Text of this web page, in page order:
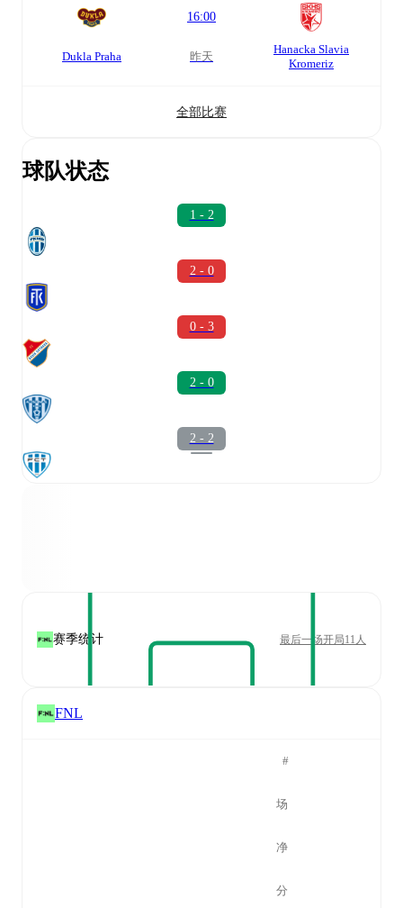
Dukla Praha
16:00
昨天
Hanacka Slavia
Kromeriz
全部比赛
球队状态
1 - 2
2 - 0
0 - 3
2 - 0
2 - 2
赛季统计 最后一场开局11人
FNL
#
场
净
分